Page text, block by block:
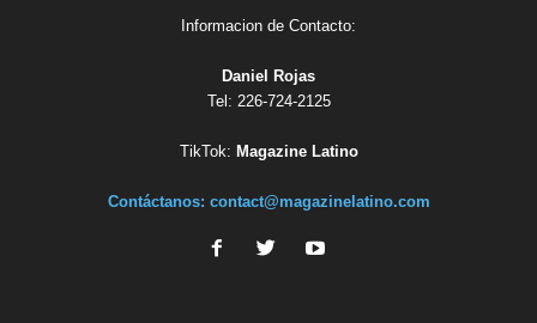
Informacion de Contacto:
Daniel Rojas
Tel: 226-724-2125
TikTok: Magazine Latino
Contáctanos: contact@magazinelatino.com